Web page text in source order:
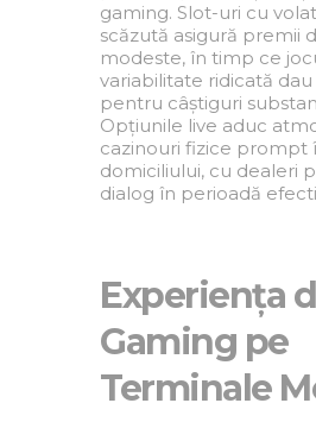
gaming. Slot-uri cu
scăzută asigură premii
modeste, în timp ce
variabilitate ridicată
pentru câștiguri
Opțiunile live aduc
cazinouri fizice prompt
domiciliului, cu dealeri
dialog în perioadă
Experiența
Gaming pe
Terminale